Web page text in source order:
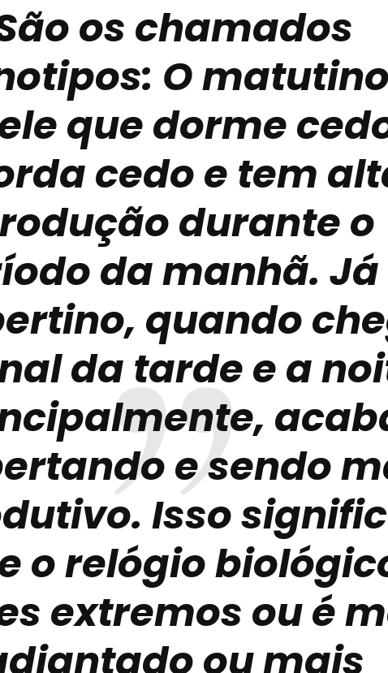
os chamados
O
que dorme
cedo e tem
durante o
da manhã. Já
quando
da tarde e a
e sendo
Isso
o relógio
extremos ou é
ou mais